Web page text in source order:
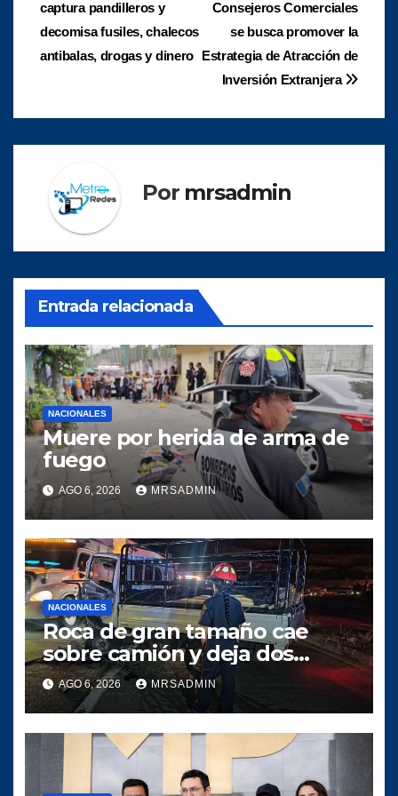
de
entradas
Consejeros Comerciales
se busca promover la
Estrategia de Atracción de
Inversión Extranjera
captura pandilleros y
decomisa fusiles, chalecos
antibalas, drogas y dinero
Por mrsadmin
Entrada relacionada
NACIONALES
Muere por herida de arma de
fuego
AGO 6, 2026 MRSADMIN
NACIONALES
Roca de gran tamaño cae
sobre camión y deja dos
heridos en ruta al Atlántico
AGO 6, 2026 MRSADMIN